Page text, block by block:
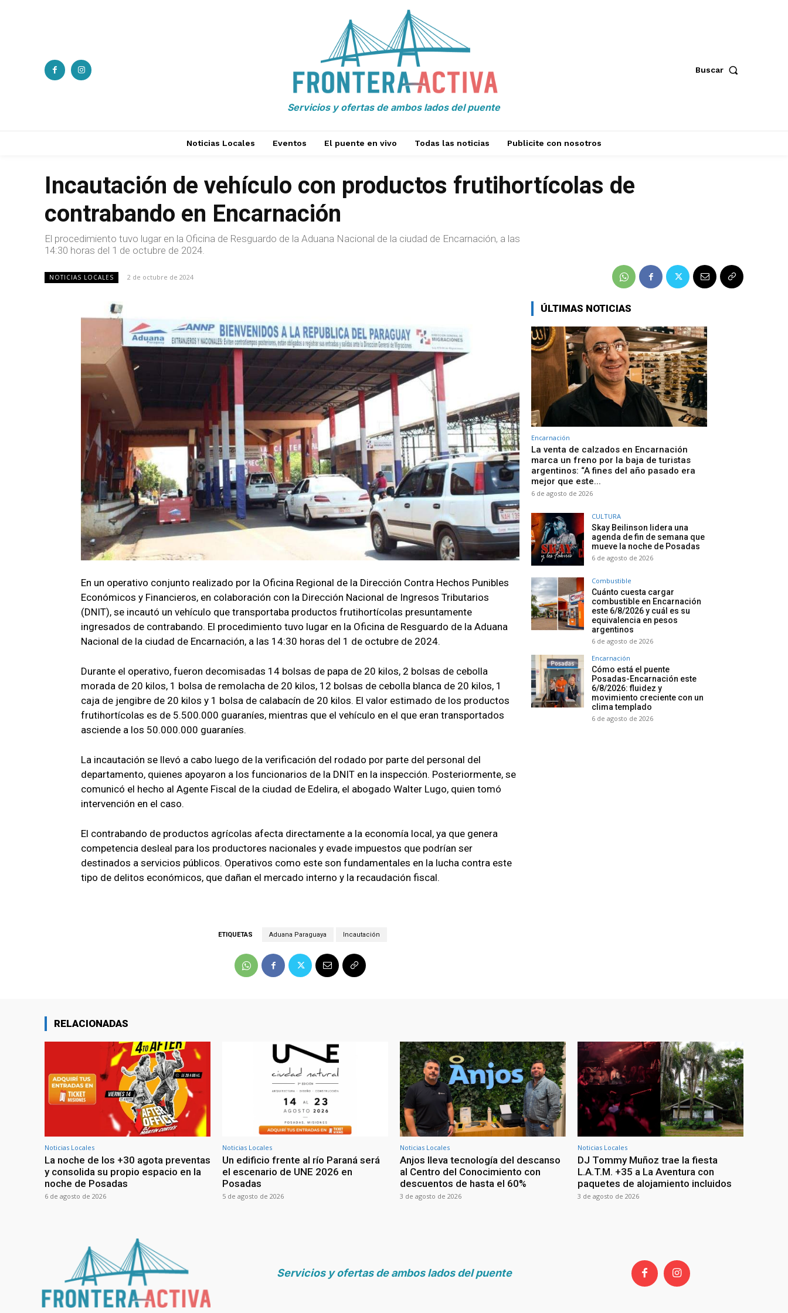
Servicios y ofertas de ambos lados del puente
Buscar
Noticias Locales Eventos El puente en vivo Todas las noticias Publicite con nosotros
Incautación de vehículo con productos frutihortícolas de
contrabando en Encarnación
El procedimiento tuvo lugar en la Oficina de Resguardo de la Aduana Nacional de la ciudad de Encarnación, a las
14:30 horas del 1 de octubre de 2024.
NOTICIAS LOCALES 2 de octubre de 2024
En un operativo conjunto realizado por la Oficina Regional de la Dirección Contra Hechos Punibles
Económicos y Financieros, en colaboración con la Dirección Nacional de Ingresos Tributarios
(DNIT), se incautó un vehículo que transportaba productos frutihortícolas presuntamente
ingresados de contrabando. El procedimiento tuvo lugar en la Oficina de Resguardo de la Aduana
Nacional de la ciudad de Encarnación, a las 14:30 horas del 1 de octubre de 2024.
Durante el operativo, fueron decomisadas 14 bolsas de papa de 20 kilos, 2 bolsas de cebolla
morada de 20 kilos, 1 bolsa de remolacha de 20 kilos, 12 bolsas de cebolla blanca de 20 kilos, 1
caja de jengibre de 20 kilos y 1 bolsa de calabacín de 20 kilos. El valor estimado de los productos
frutihortícolas es de 5.500.000 guaraníes, mientras que el vehículo en el que eran transportados
asciende a los 50.000.000 guaraníes.
La incautación se llevó a cabo luego de la verificación del rodado por parte del personal del
departamento, quienes apoyaron a los funcionarios de la DNIT en la inspección. Posteriormente, se
comunicó el hecho al Agente Fiscal de la ciudad de Edelira, el abogado Walter Lugo, quien tomó
intervención en el caso.
El contrabando de productos agrícolas afecta directamente a la economía local, ya que genera
competencia desleal para los productores nacionales y evade impuestos que podrían ser
destinados a servicios públicos. Operativos como este son fundamentales en la lucha contra este
tipo de delitos económicos, que dañan el mercado interno y la recaudación fiscal.
ETIQUETAS Aduana Paraguaya Incautación
ÚLTIMAS NOTICIAS
Encarnación
La venta de calzados en Encarnación
marca un freno por la baja de turistas
argentinos: “A fines del año pasado era
mejor que este...
6 de agosto de 2026
CULTURA
Skay Beilinson lidera una
agenda de fin de semana que
mueve la noche de Posadas
6 de agosto de 2026
Combustible
Cuánto cuesta cargar
combustible en Encarnación
este 6/8/2026 y cuál es su
equivalencia en pesos
argentinos
6 de agosto de 2026
Encarnación
Cómo está el puente
Posadas-Encarnación este
6/8/2026: fluidez y
movimiento creciente con un
clima templado
6 de agosto de 2026
RELACIONADAS
Noticias Locales
La noche de los +30 agota preventas
y consolida su propio espacio en la
noche de Posadas
6 de agosto de 2026
Noticias Locales
Un edificio frente al río Paraná será
el escenario de UNE 2026 en
Posadas
5 de agosto de 2026
Noticias Locales
Anjos lleva tecnología del descanso
al Centro del Conocimiento con
descuentos de hasta el 60%
3 de agosto de 2026
Noticias Locales
DJ Tommy Muñoz trae la fiesta
L.A.T.M. +35 a La Aventura con
paquetes de alojamiento incluidos
3 de agosto de 2026
Servicios y ofertas de ambos lados del puente